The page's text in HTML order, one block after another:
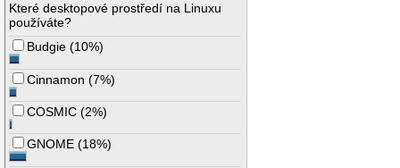
Které desktopové prostředí na Linuxu
používáte?
Budgie (10%)
Cinnamon (7%)
COSMIC (2%)
GNOME (18%)